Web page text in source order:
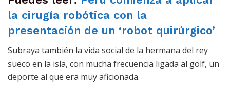
la cirugía robótica con la
presentación de un ‘robot quirúrgico’
Subraya también la vida social de la hermana del rey
sueco en la isla, con mucha frecuencia ligada al golf, un
deporte al que era muy aficionada.